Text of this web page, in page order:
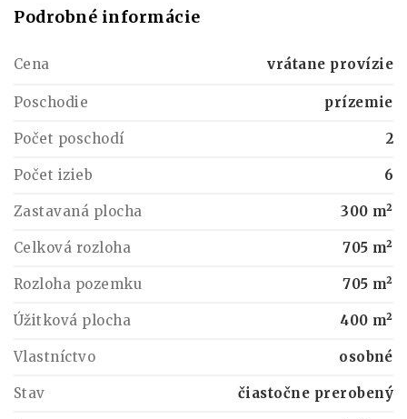
Podrobné informácie
Cena vrátane provízie
Poschodie prízemie
Počet poschodí 2
Počet izieb 6
Zastavaná plocha 300 m²
Celková rozloha 705 m²
Rozloha pozemku 705 m²
Úžitková plocha 400 m²
Vlastníctvo osobné
Stav čiastočne prerobený